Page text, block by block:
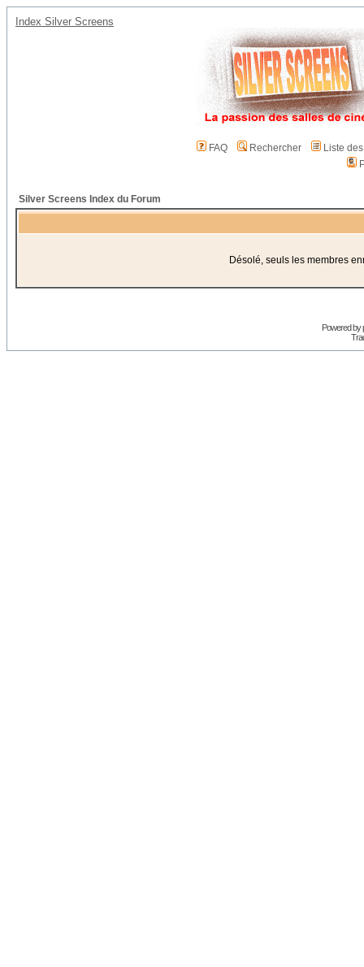
Index Silver Screens
FAQ Rechercher
Liste
Silver Screens Index du Forum
Désolé, seuls les membres
Powered by